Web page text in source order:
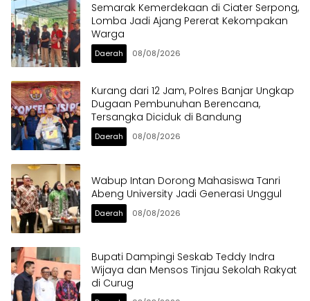
Semarak Kemerdekaan di Ciater Serpong,
Lomba Jadi Ajang Pererat Kekompakan
Warga
Daerah 08/08/2026
Kurang dari 12 Jam, Polres Banjar Ungkap
Dugaan Pembunuhan Berencana,
Tersangka Diciduk di Bandung
Daerah 08/08/2026
Wabup Intan Dorong Mahasiswa Tanri
Abeng University Jadi Generasi Unggul
Daerah 08/08/2026
Bupati Dampingi Seskab Teddy Indra
Wijaya dan Mensos Tinjau Sekolah Rakyat
di Curug